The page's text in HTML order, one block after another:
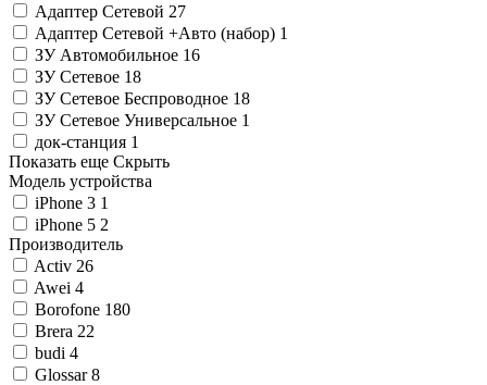
Адаптер Сетевой 27
Адаптер Сетевой +Авто (набор) 1
ЗУ Автомобильное 16
ЗУ Сетевое 18
ЗУ Сетевое Беспроводное 18
ЗУ Сетевое Универсальное 1
док-станция 1
Показать еще Скрыть
Модель устройства
iPhone 3 1
iPhone 5 2
Производитель
Activ 26
Awei 4
Borofone 180
Brera 22
budi 4
Glossar 8